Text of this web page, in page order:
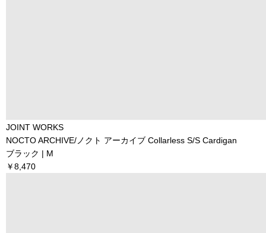
JOINT WORKS
NOCTO ARCHIVE/ノクト アーカイブ Collarless S/S Cardigan
ブラック | M
￥8,470